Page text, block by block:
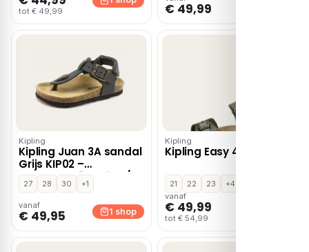
tot € 49,99 € 49,99
Kipling
Kipling Juan 3A sandal
Grijs KIP02 –
Cognac,Grijs,Beige /
Khaki,Blauw
27 28 30 +1
vanaf
€ 49,95 1 shop
Kipling
Kipling Easy 4 – Khaki
21 22 23
+4
vanaf
€ 49,99
tot € 54,99